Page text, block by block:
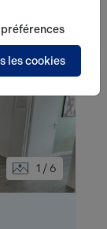
1 / 6
les cookies